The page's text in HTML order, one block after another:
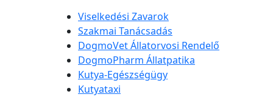
Viselkedési Zavarok
Szakmai Tanácsadás
DogmoVet Állatorvosi Rendelő
DogmoPharm Állatpatika
Kutya-Egészségügy
Kutyataxi